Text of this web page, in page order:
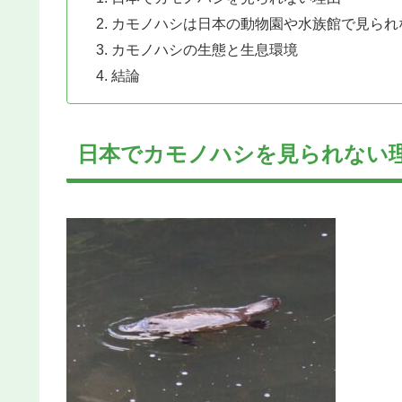
カモノハシは日本の動物園や水族館で見られ
カモノハシの生態と生息環境
結論
日本でカモノハシを見られない